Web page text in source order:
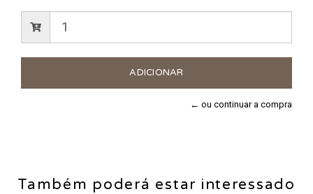
← ou continuar a compra
Também poderá estar interessado